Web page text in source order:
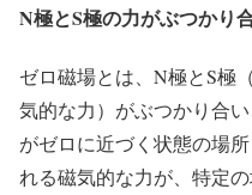
N極とS極の力がぶつかり
ゼロ磁場とは、N極とS極
気的な力）がぶつかり合
がゼロに近づく状態の場
れる磁気的な力が、特定